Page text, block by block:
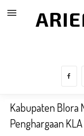
Kabupaten Blora
Penghargaan